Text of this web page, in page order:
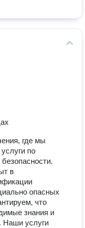
где мы
по
в
опасных
что
знания и
Наши услуги